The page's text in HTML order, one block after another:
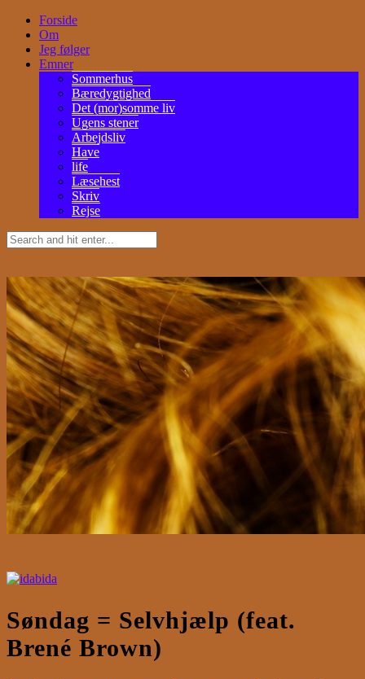
Forside
Om
Jeg følger
Emner
Sommerhus
Bæredygtighed
Det (mor)somme liv
Ugens stener
Arbejdsliv
Have
life
Læsehest
Skriv
Rejse
Søndag = Selvhjælp (feat.
Brené Brown)